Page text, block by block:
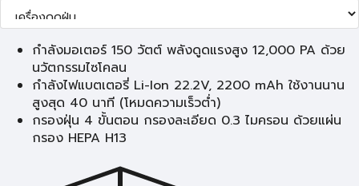
กำลังมอเตอร์ 150 วัตต์ พลังดูดแรงสูง 12,000 PA ด้วย
นวัตกรรมไซโคลน
กำลังไฟแบตเตอรี่ Li-Ion 22.2V, 2200 mAh ใช้งานนาน
สูงสุด 40 นาที (โหมดความเร็วต่ำ)
กรองฝุ่น 4 ขั้นตอน กรองละเอียด 0.3 ไมครอน ด้วยแผ่น
กรอง HEPA H13